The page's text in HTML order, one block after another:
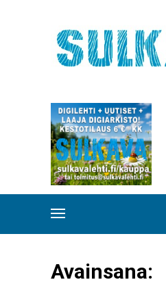
Avainsana: